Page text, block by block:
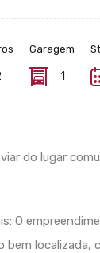
Garagem
1
do lugar
O
bem